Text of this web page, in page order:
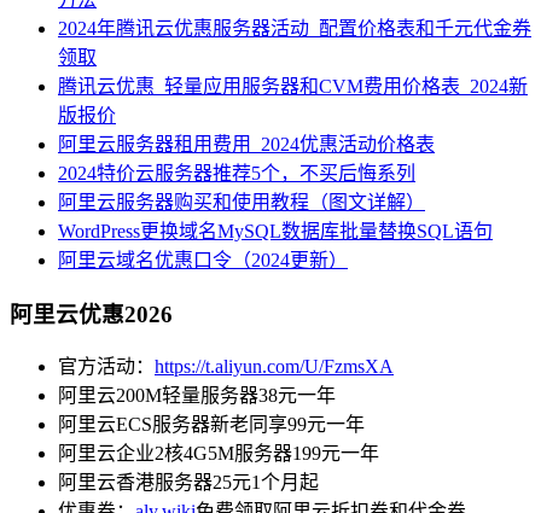
2024年腾讯云优惠服务器活动_配置价格表和千元代金券
领取
腾讯云优惠_轻量应用服务器和CVM费用价格表_2024新
版报价
阿里云服务器租用费用_2024优惠活动价格表
2024特价云服务器推荐5个，不买后悔系列
阿里云服务器购买和使用教程（图文详解）
WordPress更换域名MySQL数据库批量替换SQL语句
阿里云域名优惠口令（2024更新）
阿里云优惠2026
官方活动： https://t.aliyun.com/U/FzmsXA
阿里云200M轻量服务器38元一年
阿里云ECS服务器新老同享99元一年
阿里云企业2核4G5M服务器199元一年
阿里云香港服务器25元1个月起